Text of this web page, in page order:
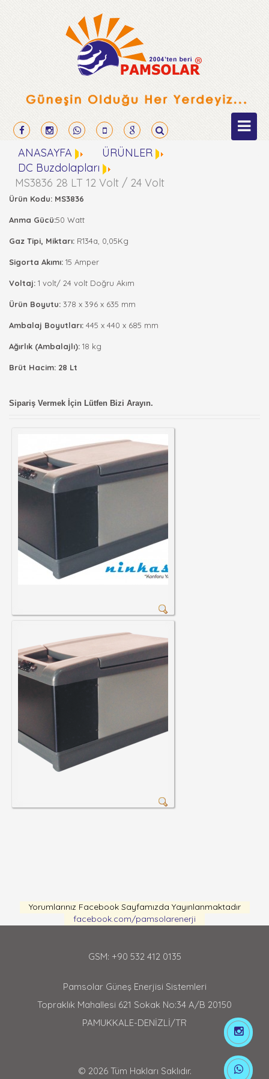
ANASAYFA
ÜRÜNLER
DC Buzdolapları
MS3836 28 LT 12 Volt / 24 Volt
Ürün Kodu: MS3836
Anma Gücü:50 Watt
Gaz Tipi, Miktarı: R134a, 0,05Kg
Sigorta Akımı: 15 Amper
Voltaj: 1 volt/ 24 volt Doğru Akım
Ürün Boyutu: 378 x 396 x 635 mm
Ambalaj Boyutları: 445 x 440 x 685 mm
Ağırlık (Ambalajlı): 18 kg
Brüt Hacim: 28 Lt
Sipariş Vermek İçin Lütfen Bizi Arayın.
Yorumlarınız Facebook Sayfamızda Yayınlanmaktadır
facebook.com/pamsolarenerji
Pamsolar Güneş Enerjisi Sistemleri
Topraklık Mahallesi 621 Sokak No:34 A/B 20150
PAMUKKALE-DENİZLİ/TR
GSM: +90 532 412 0135
© 2026 Tüm Hakları Saklıdır.